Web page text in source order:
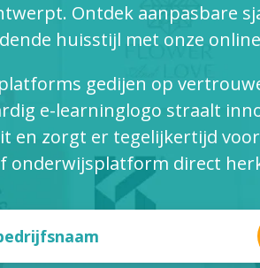
Ontdek aanpasbare
huisstijl met onze
gedijen op
e-learninglogo straalt
en zorgt er tegelijkertijd
onderwijsplatform direct